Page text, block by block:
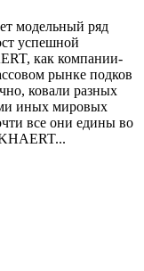
модельный ряд
успешной
как компании-
рынке подков
ковали разных
иных мировых
все они едины во